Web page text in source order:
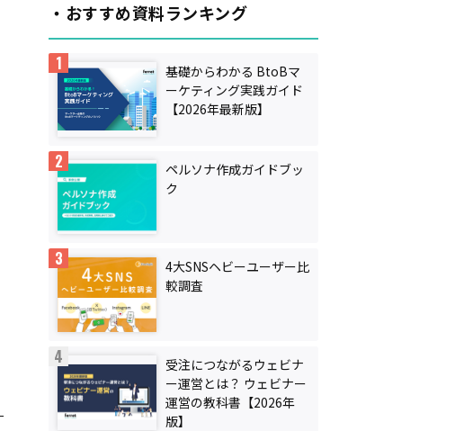
・おすすめ資料ランキング
基礎からわかる BtoBマ
ーケティング実践ガイド
【2026年最新版】
ペルソナ作成ガイドブッ
ク
4大SNSヘビーユーザー比
較調査
受注につながるウェビナ
ー運営とは？ ウェビナー
運営の教科書【2026年
版】